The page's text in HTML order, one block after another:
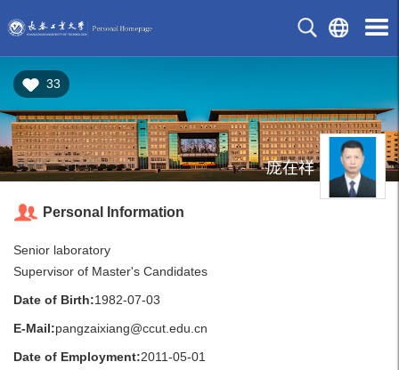
33
庞在祥
Personal Information
Senior laboratory
Supervisor of Master's Candidates
Date of Birth:1982-07-03
E-Mail:pangzaixiang@ccut.edu.cn
Date of Employment:2011-05-01